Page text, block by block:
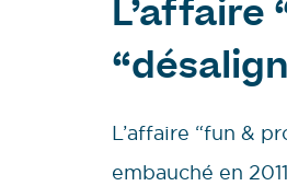
L’affaire
L’affaire “fun &
embauché en